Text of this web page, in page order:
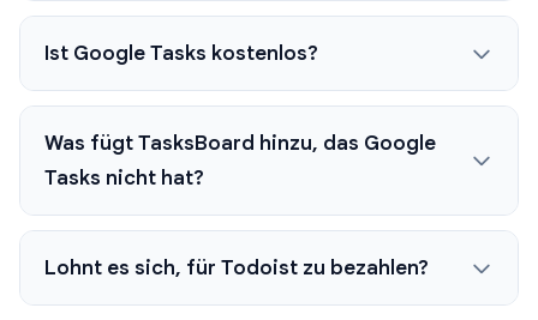
Ist Google Tasks kostenlos?
Was fügt TasksBoard hinzu, das Google
Tasks nicht hat?
Lohnt es sich, für Todoist zu bezahlen?